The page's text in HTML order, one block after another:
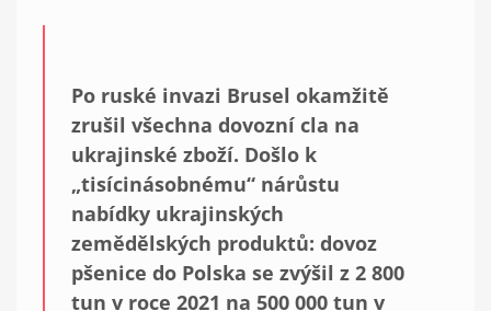
Po ruské invazi Brusel okamžitě
zrušil všechna dovozní cla na
ukrajinské zboží. Došlo k
„tisícinásobnému“ nárůstu
nabídky ukrajinských
zemědělských produktů: dovoz
pšenice do Polska se zvýšil z 2 800
tun v roce 2021 na 500 000 tun v